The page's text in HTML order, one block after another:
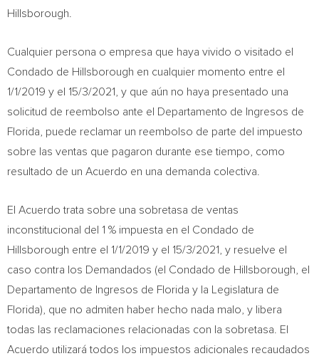
Hillsborough
Cualquier persona o empresa que haya vivido o visitado el
Condado de Hillsborough en cualquier momento entre el
1/1/2019 y el 15/3/2021, y que aún no haya presentado una
solicitud de reembolso ante el Departamento de Ingresos de
Florida , puede reclamar un reembolso de parte del impuesto
sobre las ventas que pagaron durante ese tiempo, como
resultado de un Acuerdo en una demanda colectiva.
El Acuerdo trata sobre una sobretasa de ventas
inconstitucional del 1 % impuesta en el Condado de
Hillsborough entre el 1/1/2019 y el 15/3/2021, y resuelve el
caso contra los Demandados (el Condado de Hillsborough , el
Departamento de Ingresos de Florida y la Legislatura de
Florida), que no admiten haber hecho nada malo, y libera
todas las reclamaciones relacionadas con la sobretasa. El
Acuerdo utilizará todos los impuestos adicionales recaudados